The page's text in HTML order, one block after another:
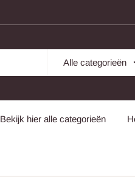
Alle categorieën
Bekijk hier alle categorieën